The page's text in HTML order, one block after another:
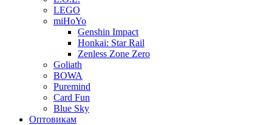
LEGO
miHoYo
Genshin Impact
Honkai: Star Rail
Zenless Zone Zero
Goliath
BOWA
Puremind
Card Fun
Blue Sky
Оптовикам